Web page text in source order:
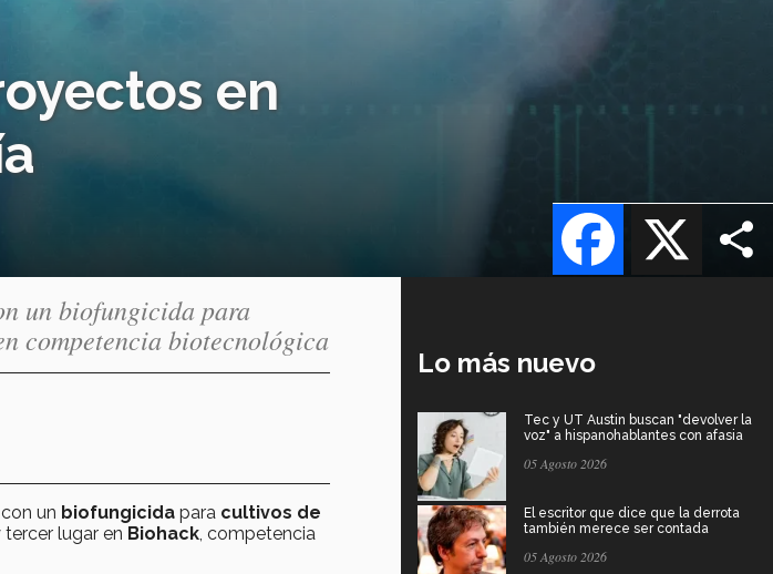
en
X
Facebook
un biofungicida para
competencia biotecnológica
un biofungicida para cultivos de
lugar en Biohack , competencia
Lo más nuevo
Tec y UT Austin buscan "devolver la
voz" a hispanohablantes con afasia
05 Agosto 2026
El escritor que dice que la derrota
también merece ser contada
05 Agosto 2026